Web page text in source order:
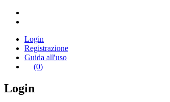
Login
Registrazione
Guida all'uso
(0)
Login